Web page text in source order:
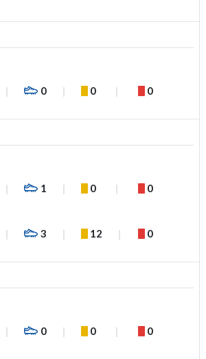
0 0 0
1 0 0
3 12 0
0 0 0